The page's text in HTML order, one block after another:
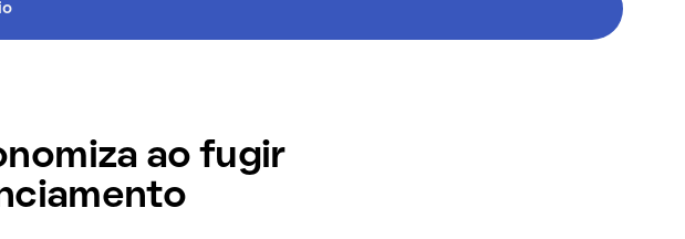
ao fugir